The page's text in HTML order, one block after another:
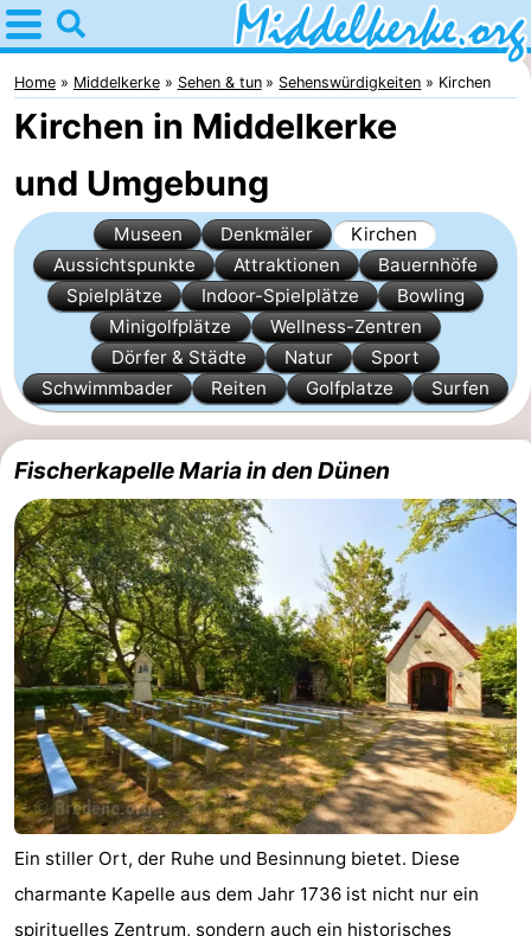
Home
Middelkerke
Tipps
Für
kindern
Übernachten
Appartements
Holiday
Nieuwpoort
-
Suites
Westende
Ferienhäuser
-
Nieuwpoort
-
Oostduinkerke
aan
zee
-
Westende
Hotels
Zimmer
(mit
Lastminutes
Home Middelkerke Sehen & tun Sehenswürdigkeiten Kirchen
Kirchen in Middelkerke
und Umgebung
Museen Denkmäler
Kirchen
Aussichtspunkte
Attraktionen
Bauernhöfe
Spielplätze
Indoor-Spielplätze
Bowling
Minigolfplätze
Wellness-Zentren
Dörfer & Städte
Natur
Sport
Schwimmbader
Reiten Golfplatze Surfen
Fischerkapelle Maria in den Dünen
Ein stiller Ort, der Ruhe und Besinnung bietet. Diese
charmante Kapelle aus dem Jahr 1736 ist nicht nur ein
spirituelles Zentrum, sondern auch ein historisches